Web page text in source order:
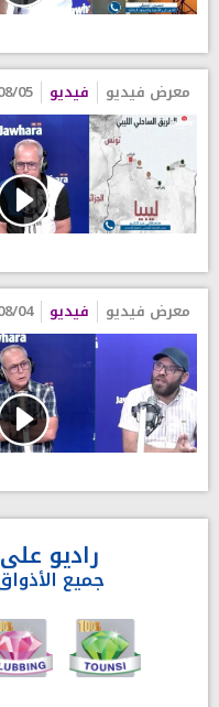
معرض فيديو فيديو 10:33
معرض فيديو فيديو 11:04
راديو
جميع